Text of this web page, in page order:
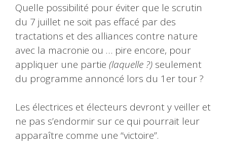
Quelle possibilité pour éviter que le scrutin
du 7 juillet ne soit pas effacé par des
tractations et des alliances contre nature
avec la macronie ou … pire encore, pour
appliquer une partie (laquelle ?) seulement
du programme annoncé lors du 1er tour ?
Les électrices et électeurs devront y veiller et
ne pas s’endormir sur ce qui pourrait leur
apparaître comme une “victoire”.